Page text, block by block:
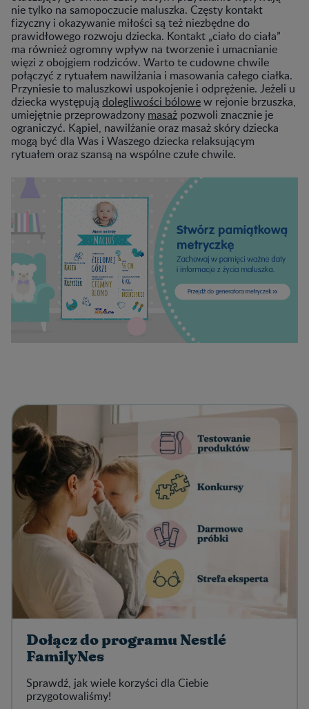
nie tylko na samopoczucie maluszka. Częsty kontakt
fizyczny i okazywanie miłości są też niezbędne do
prawidłowego rozwoju dziecka. Kontakt „ciało do ciała”
ma również ogromny wpływ na tworzenie i umacnianie
więzi z obojgiem rodziców. Warto te cudowne chwile
połączyć z rytuałem nawilżania i masowania całego ciałka.
Przyniesie to maluszkowi uspokojenie i odprężenie. Jeżeli u
dziecka występują dolegliwości bólowew rejonie brzuszka,
umiejętnie przeprowadzony masaż pozwoli znacznie je
ograniczyć. Kąpiel, nawilżanie oraz masaż skóry dziecka
mogą być dla Was i Waszego dziecka relaksującym
rytuałem oraz szansą na wspólne czułe chwile.
Dołącz do programu Nestlé
FamilyNes
Sprawdź, jak wiele korzyści dla Ciebie
przygotowaliśmy!